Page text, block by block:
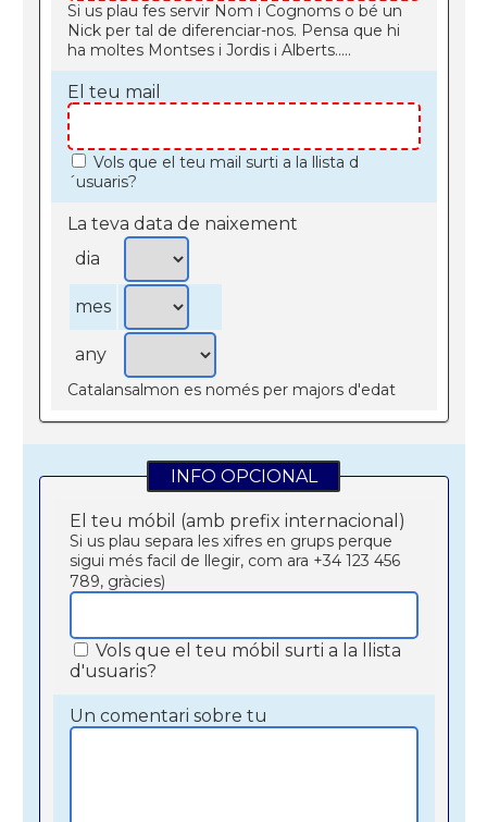
Si us plau fes servir Nom i Cognoms o bé un
Nick per tal de diferenciar-nos. Pensa que hi
ha moltes Montses i Jordis i Alberts.....
El teu mail
Vols que el teu mail surti a la llista d
´usuaris?
La teva data de naixement
dia
mes
any
Catalansalmon es només per majors d'edat
INFO OPCIONAL
El teu móbil (amb prefix internacional)
Si us plau separa les xifres en grups perque
sigui més facil de llegir, com ara +34 123 456
789, gràcies)
d'usuaris?
Un comentari sobre tu